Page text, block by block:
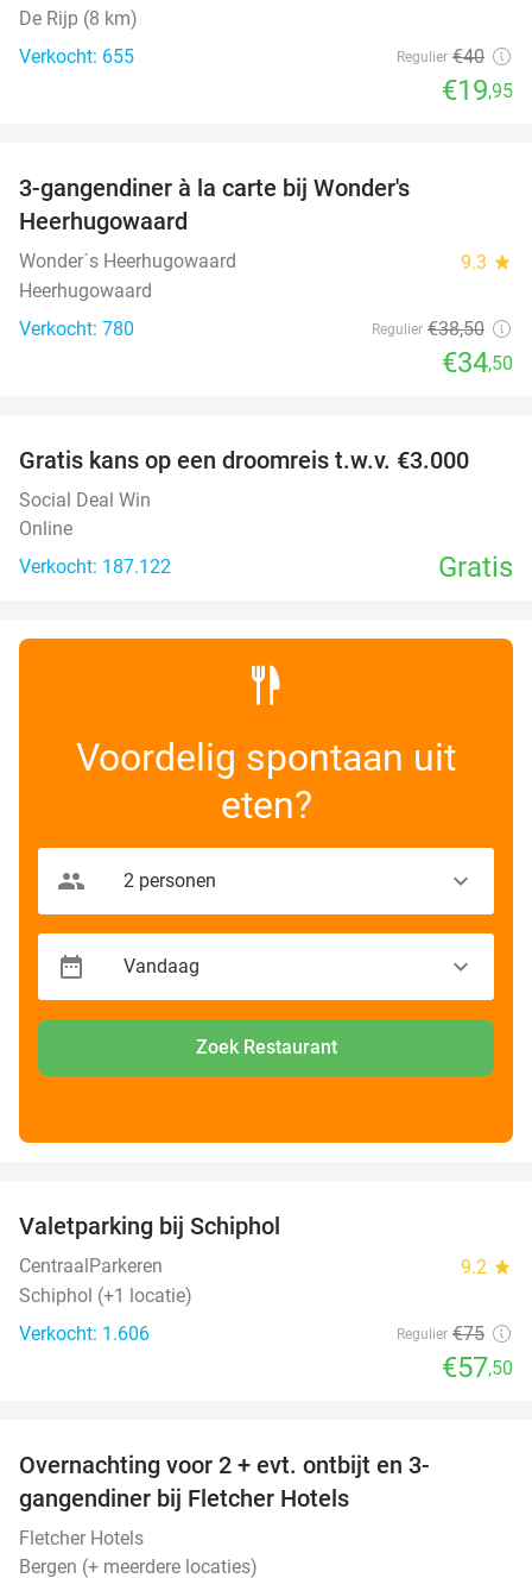
De Rijp (8 km)
Verkocht: 655
Regulier €40
€19,95
3-gangendiner à la carte bij Wonder's
Heerhugowaard
Wonder´s Heerhugowaard 9.3 star
Heerhugowaard
Verkocht: 780
Regulier €38,50
€34,50
Gratis kans op een droomreis t.w.v. €3.000
Social Deal Win
Online
Verkocht: 187.122
Gratis
Voordelig spontaan uit
eten?
Zoek Restaurant
Valetparking bij Schiphol
CentraalParkeren 9.2 star
Schiphol (+1 locatie)
Verkocht: 1.606
Regulier €75
€57,50
Overnachting voor 2 + evt. ontbijt en 3-
gangendiner bij Fletcher Hotels
Fletcher Hotels
Bergen (+ meerdere locaties)